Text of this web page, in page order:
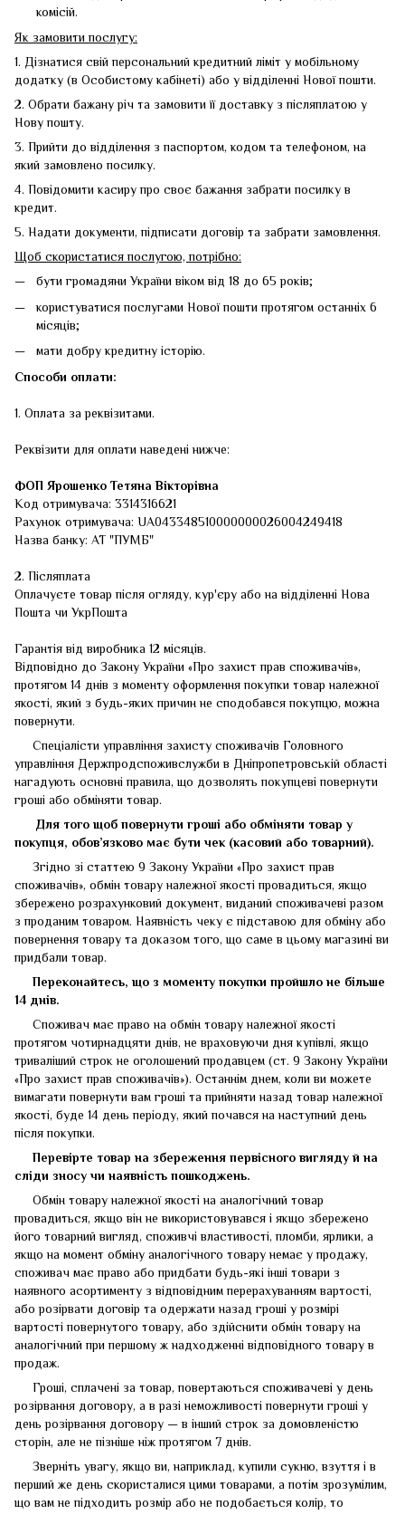
комісій.
Як замовити послугу:
1. Дізнатися свій персональний кредитний ліміт у мобільному
додатку (в Особистому кабінеті) або у відділенні Нової пошти.
2. Обрати бажану річ та замовити її доставку з післяплатою у
Нову пошту.
3. Прийти до відділення з паспортом, кодом та телефоном, на
який замовлено посилку.
4. Повідомити касиру про своє бажання забрати посилку в
кредит.
5. Надати документи, підписати договір та забрати замовлення.
Щоб скористатися послугою, потрібно:
бути громадяни України віком від 18 до 65 років;
користуватися послугами Нової пошти протягом останніх 6
місяців;
мати добру кредитну історію.
Способи оплати:
1. Оплата за реквізитами.
Реквізити для оплати наведені нижче:
ФОП Ярошенко Тетяна Вікторівна
Код отримувача: 3314316621
Рахунок отримувача: UA043348510000000026004249418
Назва банку: АТ "ПУМБ"
2. Післяплата
Оплачуєте товар після огляду, кур'єру або на відділенні Нова
Пошта чи УкрПошта
Гарантія від виробника 12 місяців.
Відповідно до Закону України «Про захист прав споживачів»,
протягом 14 днів з моменту оформлення покупки товар належної
якості, який з будь-яких причин не сподобався покупцю, можна
повернути.
Спеціалісти управління захисту споживачів Головного
управління Держпродспоживслужби в Дніпропетровській області
нагадують основні правила, що дозволять покупцеві повернути
гроші або обміняти товар.
Для того щоб повернути гроші або обміняти товар у
покупця, обов’язково має бути чек (касовий або товарний).
Згідно зі статтею 9 Закону України «Про захист прав
споживачів», обмін товару належної якості провадиться, якщо
збережено розрахунковий документ, виданий споживачеві разом
з проданим товаром. Наявність чеку є підставою для обміну або
повернення товару та доказом того, що саме в цьому магазині ви
придбали товар.
Переконайтесь, що з моменту покупки пройшло не більше
14 днів.
Споживач має право на обмін товару належної якості
протягом чотирнадцяти днів, не враховуючи дня купівлі, якщо
триваліший строк не оголошений продавцем (ст. 9 Закону України
«Про захист прав споживачів»). Останнім днем, коли ви можете
вимагати повернути вам гроші та прийняти назад товар належної
якості, буде 14 день періоду, який почався на наступний день
після покупки.
Перевірте товар на збереження первісного виглядуй на
сліди зносу чи наявність пошкоджень.
Обмін товару належної якості на аналогічний товар
провадиться, якщо він не використовувався і якщо збережено
його товарний вигляд, споживчі властивості, пломби, ярлики, а
якщо на момент обміну аналогічного товару немає у продажу,
споживач має право або придбати будь-які інші товари з
наявного асортименту з відповідним перерахуванням вартості,
або розірвати договір та одержати назад гроші у розмірі
вартості повернутого товару, або здійснити обмін товару на
аналогічний при першому ж надходженні відповідного товару в
продаж.
Гроші, сплачені за товар, повертаються споживачеві у день
розірвання договору, а в разі неможливості повернути гроші у
день розірвання договору — в інший строк за домовленістю
сторін, але не пізніше ніж протягом 7 днів.
Зверніть увагу, якщо ви, наприклад, купили сукню, взуття і в
перший же день скористалися цими товарами, а потім зрозумілим,
що вам не підходить розмір або не подобається колір, то